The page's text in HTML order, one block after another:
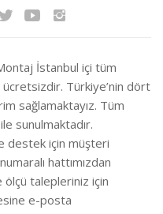
İstanbul içi tüm
Türkiye’nin dört
sağlamaktayız. Tüm
sunulmaktadır.
destek için müşteri
hattımızdan
talepleriniz için
e-posta